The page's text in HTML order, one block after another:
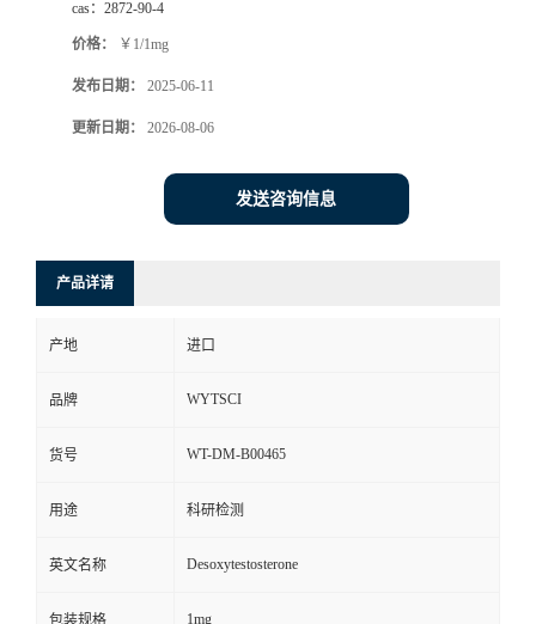
cas： 2872-90-4
价格： ￥1/1mg
发布日期： 2025-06-11
更新日期： 2026-08-06
发送咨询信息
产品详请
产地 进口
品牌 WYTSCI
货号 WT-DM-B00465
用途 科研检测
英文名称 Desoxytestosterone
包装规格 1mg